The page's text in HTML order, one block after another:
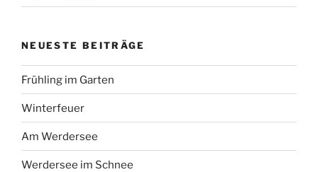
NEUESTE BEITRÄGE
Frühling im Garten
Winterfeuer
Am Werdersee
Werdersee im Schnee